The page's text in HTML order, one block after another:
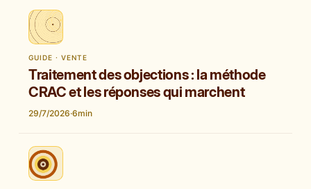
GUIDE · VENTE
Traitement des objections : la méthode
CRAC et les réponses qui marchent
29/7/2026·6min